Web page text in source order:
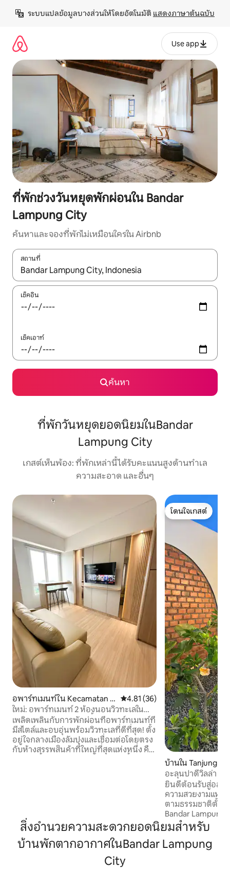
เนื้อหา
ระบบแปลข้อมูลบางส่วนให้โดยอัตโนมัติ แสดงภาษาต้นฉบับ
Use app
ที่พักช่วงวันหยุดพักผ่อนใน Bandar
Lampung City
ค้นหาและจองที่พักไม่เหมือนใครใน Airbnb
สถานที่
ใช้ลูกศรขึ้นลง หรือใช้การสัมผัสหรือปัด เพื่อสำรวจผลการค้นหา
เช็คอิน
เช็คเอาท์
ค้นหา
ที่พักวันหยุดยอดนิยมในBandar
Lampung City
เกสต์เห็นพ้อง: ที่พักเหล่านี้ได้รับคะแนนสูงด้านทำเล
ความสะอาด และอื่นๆ
อพาร์ทเมนท์ใน Kecamatan B
umi Waras
คะแนนเฉลี่ย 4.81 จาก 5, 36 รีวิว
4.81 (36)
ใหม่: อพาร์ทเมนท์ 2 ห้องนอนวิวทะเลใน
ห้างสรรพสินค้าลำปุงซิตี้
เพลิดเพลินกับการพักผ่อนที่อพาร์ทเมนท์ที่
มีสไตล์และอบอุ่นพร้อมวิวทะเลที่ดีที่สุด! ตั้ง
อยู่ใจกลางเมืองลัมปุงและเชื่อมต่อโดยตรง
กับห้างสรรพสินค้าที่ใหญ่ที่สุดแห่งหนึ่ง คือ
เครื่องทำน้ำอุ่น • สระว่ายน้ำ • Wi-Fi ฟรี
โปรดตรวจสอบให้แน่ใจว่าจำนวนผู้เข้าพัก
ตรงกับจำนวนคนทั้งหมดที่เข้าพัก
โดนใจเกสต์
โดนใจเกสต์
บ้านใน Tanjung
อะลุนปาดีวิลล่า |
สงบ Wi-Fi ห้องครัว
ยินดีต้อนรับสู่อลันปาดีวิลล่
ความสวยงามแห่ง
ตามธรรมชาติตั้งอ
Bandar Lampung
ทางด่วนและห้างสรรพสิน
เข้าถึงที่ง่ายที่สุดใ
“Alun Padi Villa” ใน
ความสะดวกของ
สิ่งอำนวยความสะดวกยอดนิยมสำหรับ
บ้านพักตากอากาศในBandar Lampung
City